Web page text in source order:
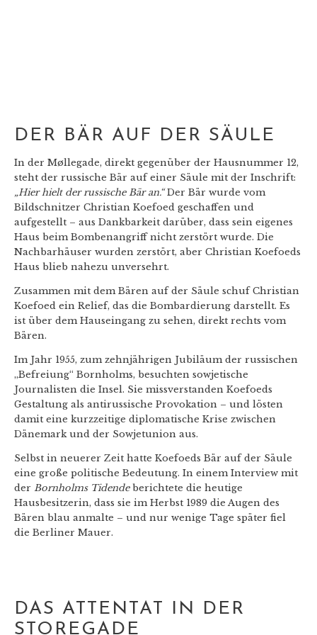
DER BÄR AUF DER SÄULE
In der Møllegade, direkt gegenüber der Hausnummer 12,
steht der russische Bär auf einer Säule mit der Inschrift:
„Hier hielt der russische Bär an.“Der Bär wurde vom
Bildschnitzer Christian Koefoed geschaffen und
aufgestellt – aus Dankbarkeit darüber, dass sein eigenes
Haus beim Bombenangriff nicht zerstört wurde. Die
Nachbarhäuser wurden zerstört, aber Christian Koefoeds
Haus blieb nahezu unversehrt.
Zusammen mit dem Bären auf der Säule schuf Christian
Koefoed ein Relief, das die Bombardierung darstellt. Es
ist über dem Hauseingang zu sehen, direkt rechts vom
Bären.
Im Jahr 1955, zum zehnjährigen Jubiläum der russischen
„Befreiung“ Bornholms, besuchten sowjetische
Journalisten die Insel. Sie missverstanden Koefoeds
Gestaltung als antirussische Provokation – und lösten
damit eine kurzzeitige diplomatische Krise zwischen
Dänemark und der Sowjetunion aus.
Selbst in neuerer Zeit hatte Koefoeds Bär auf der Säule
eine große politische Bedeutung. In einem Interview mit
der Bornholms Tidendeberichtete die heutige
Hausbesitzerin, dass sie im Herbst 1989 die Augen des
Bären blau anmalte – und nur wenige Tage später fiel
die Berliner Mauer.
DAS ATTENTAT IN DER
STOREGADE